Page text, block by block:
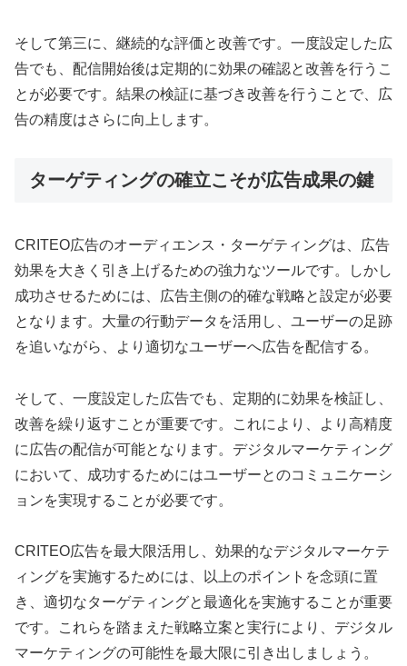
そして第三に、継続的な評価と改善です。一度設定した広
告でも、配信開始後は定期的に効果の確認と改善を行うこ
とが必要です。結果の検証に基づき改善を行うことで、広
告の精度はさらに向上します。
ターゲティングの確立こそが広告成果の鍵
CRITEO広告のオーディエンス・ターゲティングは、広告
効果を大きく引き上げるための強力なツールです。しかし
成功させるためには、広告主側の的確な戦略と設定が必要
となります。大量の行動データを活用し、ユーザーの足跡
を追いながら、より適切なユーザーへ広告を配信する。
そして、一度設定した広告でも、定期的に効果を検証し、
改善を繰り返すことが重要です。これにより、より高精度
に広告の配信が可能となります。デジタルマーケティング
において、成功するためにはユーザーとのコミュニケーシ
ョンを実現することが必要です。
CRITEO広告を最大限活用し、効果的なデジタルマーケテ
ィングを実施するためには、以上のポイントを念頭に置
き、適切なターゲティングと最適化を実施することが重要
です。これらを踏まえた戦略立案と実行により、デジタル
マーケティングの可能性を最大限に引き出しましょう。